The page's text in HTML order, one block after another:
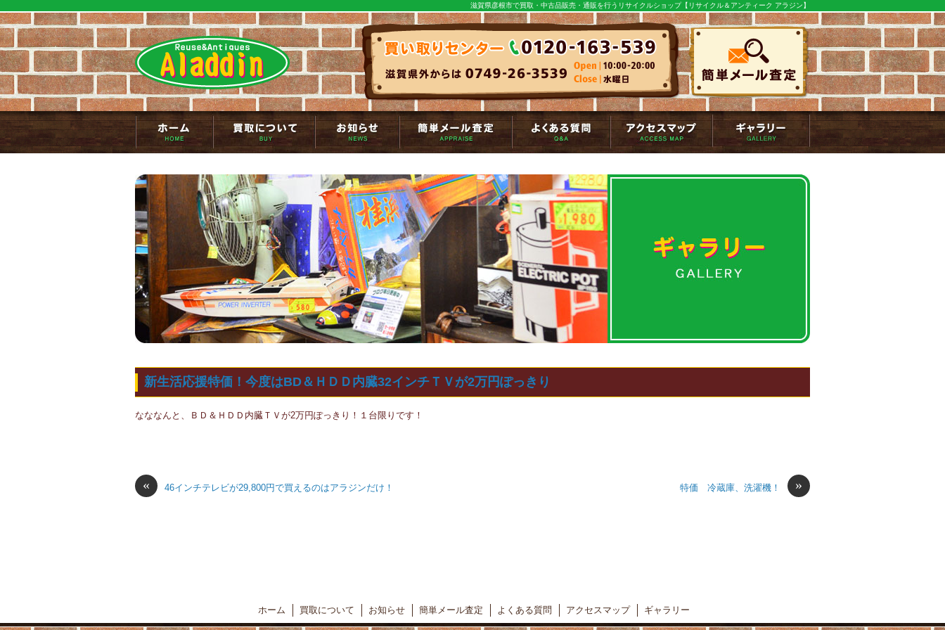
滋賀県彦根市で買取・中古品販売・通販を行うリサイクルショップ【リサイクル＆アンティーク アラジン】
新生活応援特価！今度はBD＆ＨＤＤ内臓32インチＴＶが2万円ぽっきり
なななんと、ＢＤ＆ＨＤＤ内臓ＴＶが2万円ぽっきり！１台限りです！
« 46インチテレビが29,800円で買えるのはアラジンだけ！ »
特価 冷蔵庫、洗濯機！
ホーム 買取について お知らせ 簡単メール査定 よくある質問 アクセスマップ ギャラリー